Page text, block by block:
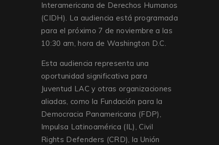
Interamericana de Derechos Humanos
(CIDH). La audiencia está programada
para el próximo 7 de noviembre a las
10:30 am, hora de Washington D.C.
Esta audiencia representa una
oportunidad significativa para
Juventud LAC y otras organizaciones
aliadas, como la Fundación para la
Democracia Panamericana (FDP),
Impulsa Latinoamérica (IL), Civil
Rights Defenders (CRD), la Unión